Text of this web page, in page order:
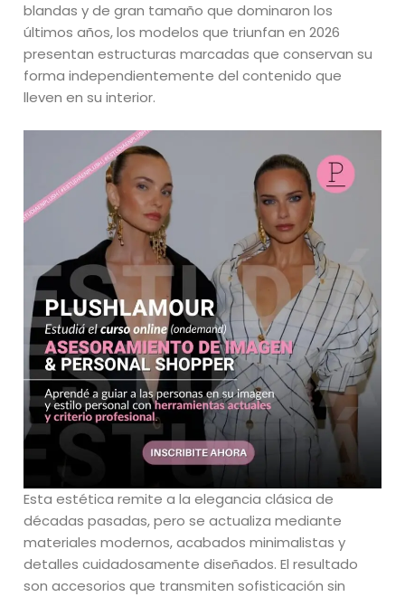
blandas y de gran tamaño que dominaron los
últimos años, los modelos que triunfan en 2026
presentan estructuras marcadas que conservan su
forma independientemente del contenido que
lleven en su interior.
Esta estética remite a la elegancia clásica de
décadas pasadas, pero se actualiza mediante
materiales modernos, acabados minimalistas y
detalles cuidadosamente diseñados. El resultado
son accesorios que transmiten sofisticación sin